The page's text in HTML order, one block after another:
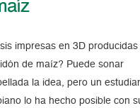
impresas en 3D
de maíz? Puede sonar
la idea, pero un
lo ha hecho posible con